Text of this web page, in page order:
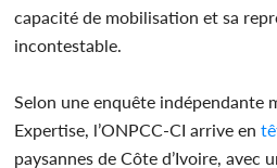
capacité de mobilisation et sa
incontestable.
Selon une enquête indépendante
Expertise, l’ONPCC-CI arrive en
paysannes de Côte d’Ivoire, avec